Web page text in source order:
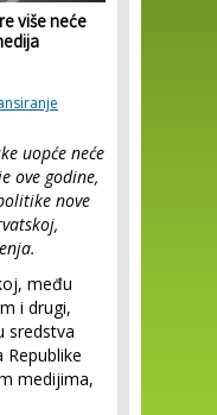
više neće
uopće neće
ove godine,
nove
među
i drugi,
sredstva
medijima,